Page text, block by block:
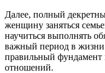
Далее, полный
женщину заняться
научиться выполнять
важный период в
правильный фундамент
отношений.